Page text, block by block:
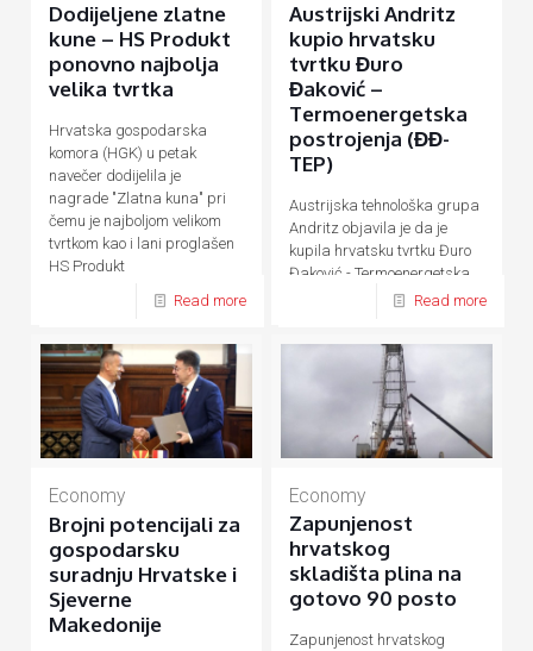
Dodijeljene zlatne
kune – HS Produkt
ponovno najbolja
velika tvrtka
Hrvatska gospodarska
komora (HGK) u petak
navečer dodijelila je
nagrade "Zlatna kuna" pri
čemu je najboljom velikom
tvrtkom kao i lani proglašen
HS Produkt
Read more
Austrijski Andritz
kupio hrvatsku
tvrtku Đuro
Đaković –
Termoenergetska
postrojenja (ĐĐ-
TEP)
Austrijska tehnološka grupa
Andritz objavila je da je
kupila hrvatsku tvrtku Đuro
Đaković - Termoenergetska
postrojenja (ĐĐ-TEP)Read more
Economy
Brojni potencijali za
gospodarsku
suradnju Hrvatske i
Sjeverne
Makedonije
Economy
Zapunjenost
hrvatskog
skladišta plina na
gotovo 90 posto
Zapunjenost hrvatskog